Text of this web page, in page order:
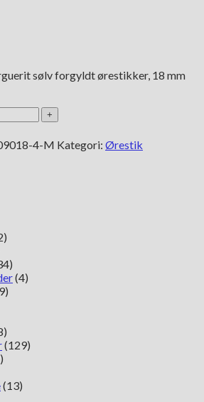
sølv forgyldt ørestikker, 18 mm
4-M Kategori: Ørestik
(4)
(129)
(13)